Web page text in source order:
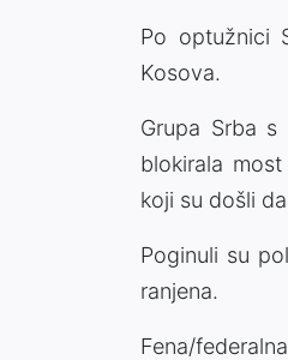
Po optužnici
Kosova.
Grupa Srba
blokirala
koji su došli
Poginuli su
ranjena.
Fena/